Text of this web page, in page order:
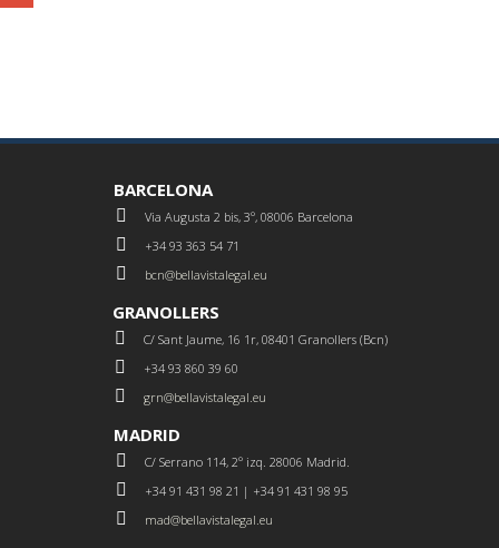
BARCELONA
Via Augusta 2 bis, 3º, 08006 Barcelona
+34 93 363 54 71
bcn@bellavistalegal.eu
GRANOLLERS
C/ Sant Jaume, 16 1r, 08401 Granollers (Bcn)
+34 93 860 39 60
grn@bellavistalegal.eu
MADRID
C/ Serrano 114, 2º izq. 28006 Madrid.
+34 91 431 98 21 | +34 91 431 98 95
mad@bellavistalegal.eu